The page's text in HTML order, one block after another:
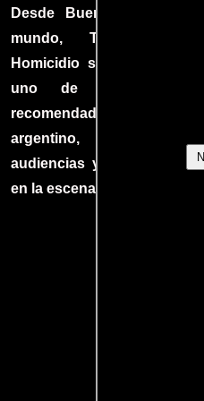
Desde Buenos Aires
mundo, Tesis sobre
Homicidio se ha
uno de los filmes
recomendados del
argentino,
audiencias y dejando su
en la escena internacional.